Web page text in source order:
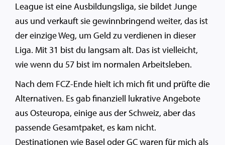
League ist eine Ausbildungsliga, sie bildet Junge
aus und verkauft sie gewinnbringend weiter, das ist
der einzige Weg, um Geld zu verdienen in dieser
Liga. Mit 31 bist du langsam alt. Das ist vielleicht,
wie wenn du 57 bist im normalen Arbeitsleben.
Nach dem FCZ-Ende hielt ich mich fit und prüfte die
Alternativen. Es gab finanziell lukrative Angebote
aus Osteuropa, einige aus der Schweiz, aber das
passende Gesamtpaket, es kam nicht.
Destinationen wie Basel oder GC waren für mich als